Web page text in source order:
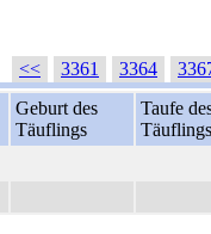
<< 3361 3364
Geburt des
Täuflings
Taufe
Täuflings